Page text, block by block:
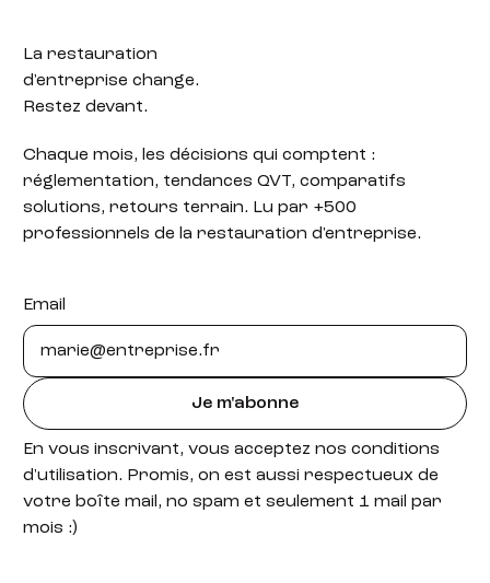
La restauration
d'entreprise change.
Restez devant.
Chaque mois, les décisions qui comptent :
réglementation, tendances QVT, comparatifs
solutions, retours terrain. Lu par +500
professionnels de la restauration d'entreprise.
Email
Je m'abonne
En vous inscrivant, vous acceptez nos conditions
d'utilisation. Promis, on est aussi respectueux de
votre boîte mail, no spam et seulement 1 mail par
mois :)